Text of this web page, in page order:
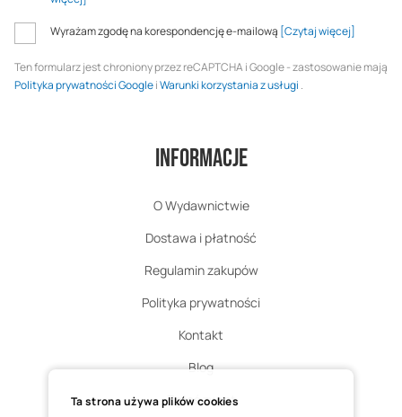
Wyrażam zgodę na korespondencję e-mailową [Czytaj więcej]
Ten formularz jest chroniony przez reCAPTCHA i Google - zastosowanie mają
Polityka prywatności GoogleiWarunki korzystania z usługi .
Informacje
O Wydawnictwie
Dostawa i płatność
Regulamin zakupów
Polityka prywatności
Kontakt
Blog
Zgłoś zwrot
Ta strona używa plików cookies